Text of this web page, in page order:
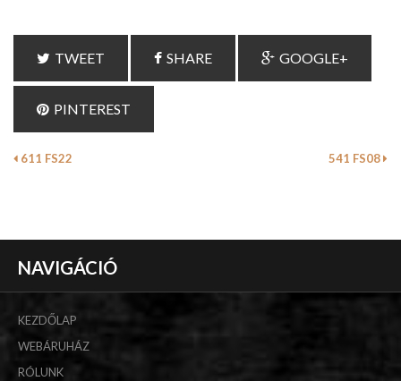
TWEET SHARE GOOGLE+
PINTEREST
611 FS22 541 FS08
NAVIGÁCIÓ
KEZDŐLAP
WEBÁRUHÁZ
RÓLUNK